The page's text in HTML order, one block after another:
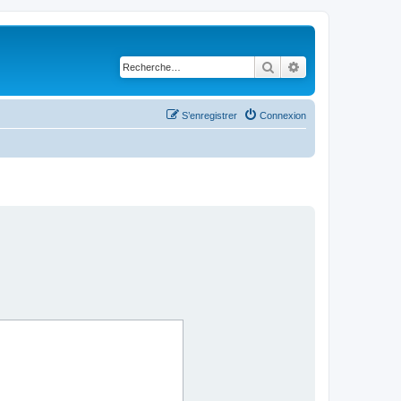
Rechercher
Connexion
S’enregistrer